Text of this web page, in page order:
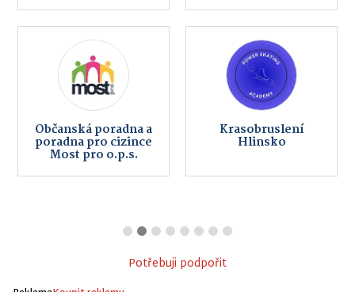
Občanská poradna a
poradna pro cizince
Most pro o.p.s.
Krasobruslení
Hlinsko
Potřebuji podpořit